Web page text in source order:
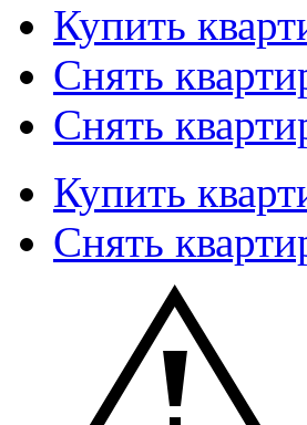
Купить
Снять
Снять
Купить
Снять